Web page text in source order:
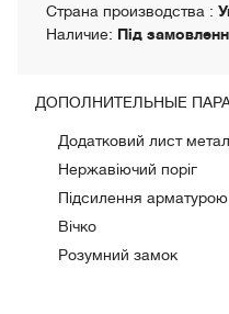
Страна производства :
Наличие: Під
ДОПОЛНИТЕЛЬНЫЕ
Додатковий лист
Нержавіючий поріг
Підсилення арматурою
Вічко
Розумний замок